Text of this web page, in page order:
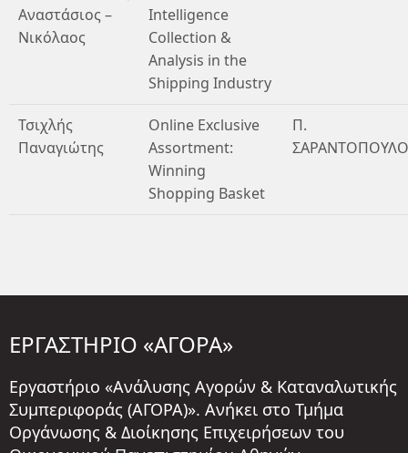
Αναστάσιος –
Νικόλαος
Intelligence
Collection &
Analysis in the
Shipping Industry
Τσιχλής
Παναγιώτης
Online Exclusive
Assortment:
Winning
Shopping Basket
Π.
ΕΡΓΑΣΤΗΡΙΟ «ΑΓΟΡΑ»
Εργαστήριο «Ανάλυσης Αγορών & Καταναλωτικής
Συμπεριφοράς (ΑΓΟΡΑ)». Ανήκει στο Τμήμα
Οργάνωσης & Διοίκησης Επιχειρήσεων του